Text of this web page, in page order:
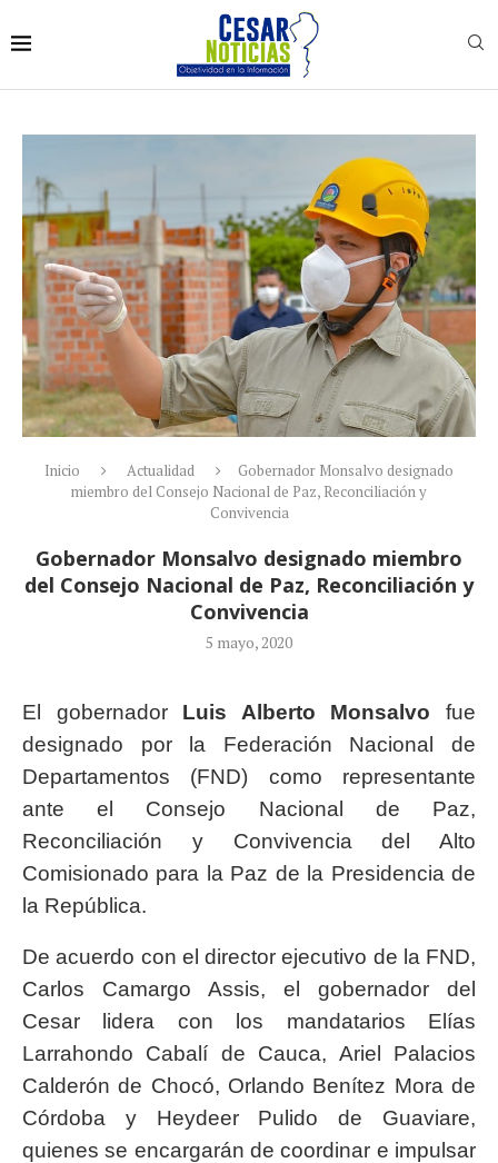
Inicio Actualidad
Gobernador Monsalvo designado
miembro del Consejo Nacional de Paz, Reconciliación y
Convivencia
Gobernador Monsalvo designado miembro
del Consejo Nacional de Paz, Reconciliación y
Convivencia
5 mayo, 2020
El gobernador Luis Alberto Monsalvo fue
designado por la Federación Nacional de
Departamentos (FND) como representante
ante el Consejo Nacional de Paz,
Reconciliación y Convivencia del Alto
Comisionado para la Paz de la Presidencia de
la República.
De acuerdo con el director ejecutivo de la FND,
Carlos Camargo Assis, el gobernador del
Cesar lidera con los mandatarios Elías
Larrahondo Cabalí de Cauca, Ariel Palacios
Calderón de Chocó, Orlando Benítez Mora de
Córdoba y Heydeer Pulido de Guaviare,
quienes se encargarán de coordinar e impulsar